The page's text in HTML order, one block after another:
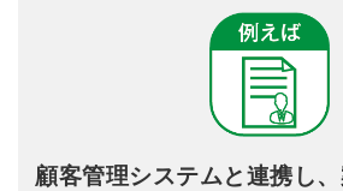
顧客管理システムと連携し